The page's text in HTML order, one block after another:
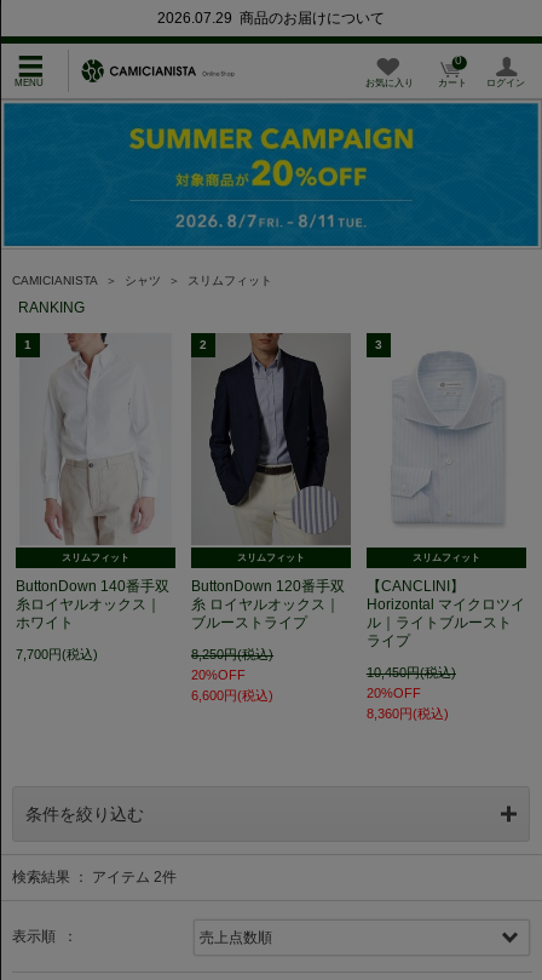
2026.07.29 商品のお届けについて
お気に入り カート
0
ログイン
CAMICIANISTA ＞ シャツ ＞ スリムフィット
RANKING
1
スリムフィット
ButtonDown 140番手双
糸ロイヤルオックス｜
ホワイト
7,700円(税込)
2
スリムフィット
ButtonDown 120番手双
糸 ロイヤルオックス｜
ブルーストライプ
8,250円(税込)
20%OFF
6,600円(税込)
3
スリムフィット
【CANCLINI】
Horizontal マイクロツイ
ル｜ライトブルースト
ライプ
10,450円(税込)
20%OFF
8,360円(税込)
条件を絞り込む
検索結果 ： アイテム 2件
表示順 ：